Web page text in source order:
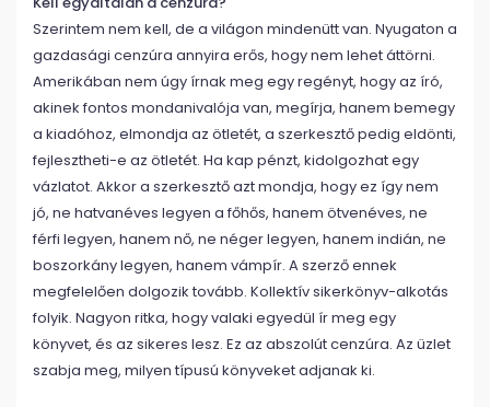
Szerintem nem kell, de a világon mindenütt van. Nyugaton a
gazdasági cenzúra annyira erős, hogy nem lehet áttörni.
Amerikában nem úgy írnak meg egy regényt, hogy az író,
akinek fontos mondanivalója van, megírja, hanem bemegy
a kiadóhoz, elmondja az ötletét, a szerkesztő pedig eldönti,
fejlesztheti-e az ötletét. Ha kap pénzt, kidolgozhat egy
vázlatot. Akkor a szerkesztő azt mondja, hogy ez így nem
jó, ne hatvanéves legyen a főhős, hanem ötvenéves, ne
férfi legyen, hanem nő, ne néger legyen, hanem indián, ne
boszorkány legyen, hanem vámpír. A szerző ennek
megfelelően dolgozik tovább. Kollektív sikerkönyv-alkotás
folyik. Nagyon ritka, hogy valaki egyedül ír meg egy
könyvet, és az sikeres lesz. Ez az abszolút cenzúra. Az üzlet
szabja meg, milyen típusú könyveket adjanak ki.